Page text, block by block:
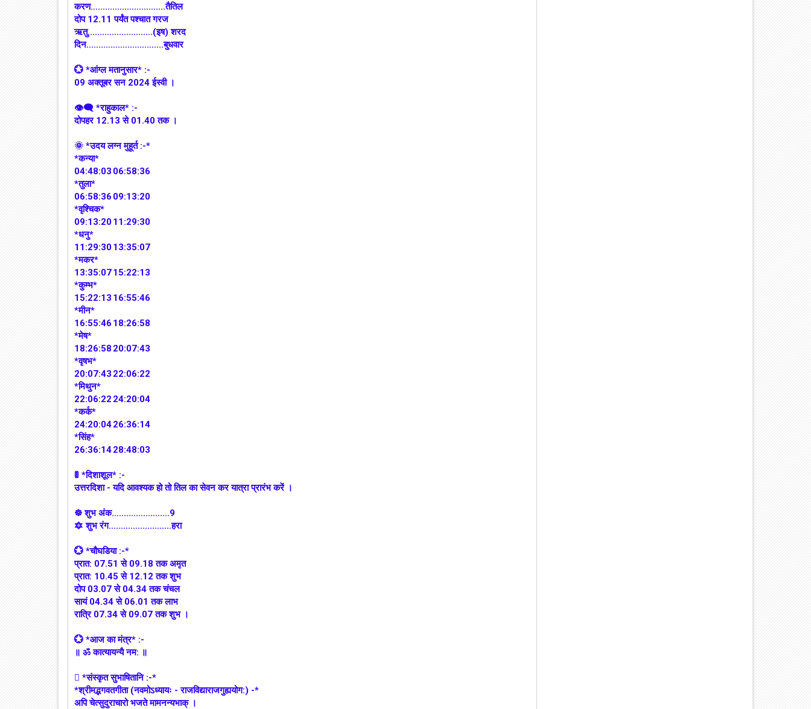
करण...............................तैतिल
दोप 12.11 पर्यंत पश्चात गरज
ऋतु...........................(इष) शरद
दिन................................बुधवार
💮 *आंग्ल मतानुसार* :-
09 अक्तूबर सन 2024 ईस्वी ।
👁‍🗨 *राहुकाल* :-
दोपहर 12.13 से 01.40 तक ।
🌞 *उदय लग्न मुहूर्त :-*
*कन्या*
04:48:03 06:58:36
*तुला*
06:58:36 09:13:20
*वृश्चिक*
09:13:2011:29:30
*धनु*
11:29:3013:35:07
*मकर*
13:35:0715:22:13
*कुम्भ*
15:22:13 16:55:46
*मीन*
16:55:46 18:26:58
*मेष*
18:26:58 20:07:43
*वृषभ*
20:07:43 22:06:22
*मिथुन*
22:06:22 24:20:04
*कर्क*
24:20:0426:36:14
*सिंह*
26:36:1428:48:03
🚦 *दिशाशूल* :-
उत्तरदिशा - यदि आवश्यक हो तो तिल का सेवन कर यात्रा प्रारंभ करें ।
☸ शुभ अंक........................9
🔯 शुभ रंग..........................हरा
💮 *चौघडिया :-*
प्रात: 07.51 से 09.18 तक अमृत
प्रात: 10.45 से 12.12 तक शुभ
दोप 03.07 से 04.34 तक चंचल
सायं 04.34 से 06.01 तक लाभ
रात्रि 07.34 से 09.07 तक शुभ ।
💮 *आज का मंत्र* :-
॥ ॐ कात्यायन्यै नम: ॥
 *संस्कृत सुभाषितानि :-*
*श्रीमद्भगवतगीता (नवमोऽध्यायः - राजविद्याराजगुह्ययोग:) -*
अपि चेत्सुदुराचारो भजते मामनन्यभाक् ।